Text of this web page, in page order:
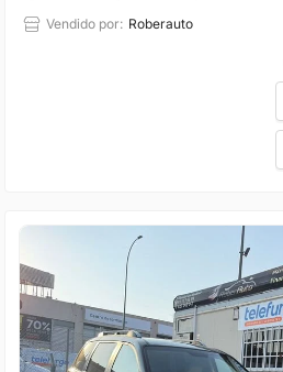
Vendido por: Roberauto